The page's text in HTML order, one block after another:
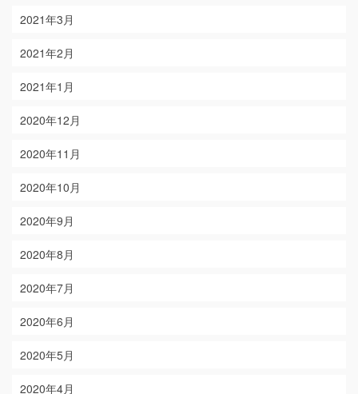
2021年3月
2021年2月
2021年1月
2020年12月
2020年11月
2020年10月
2020年9月
2020年8月
2020年7月
2020年6月
2020年5月
2020年4月